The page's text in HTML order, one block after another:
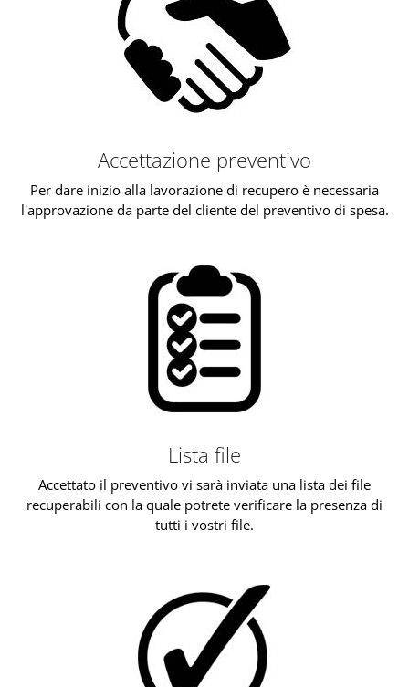
Accettazione preventivo
Per dare inizio alla lavorazione di recupero è necessaria
l'approvazione da parte del cliente del preventivo di spesa.
Lista file
Accettato il preventivo vi sarà inviata una lista dei file
recuperabili con la quale potrete verificare la presenza di
tutti i vostri file.